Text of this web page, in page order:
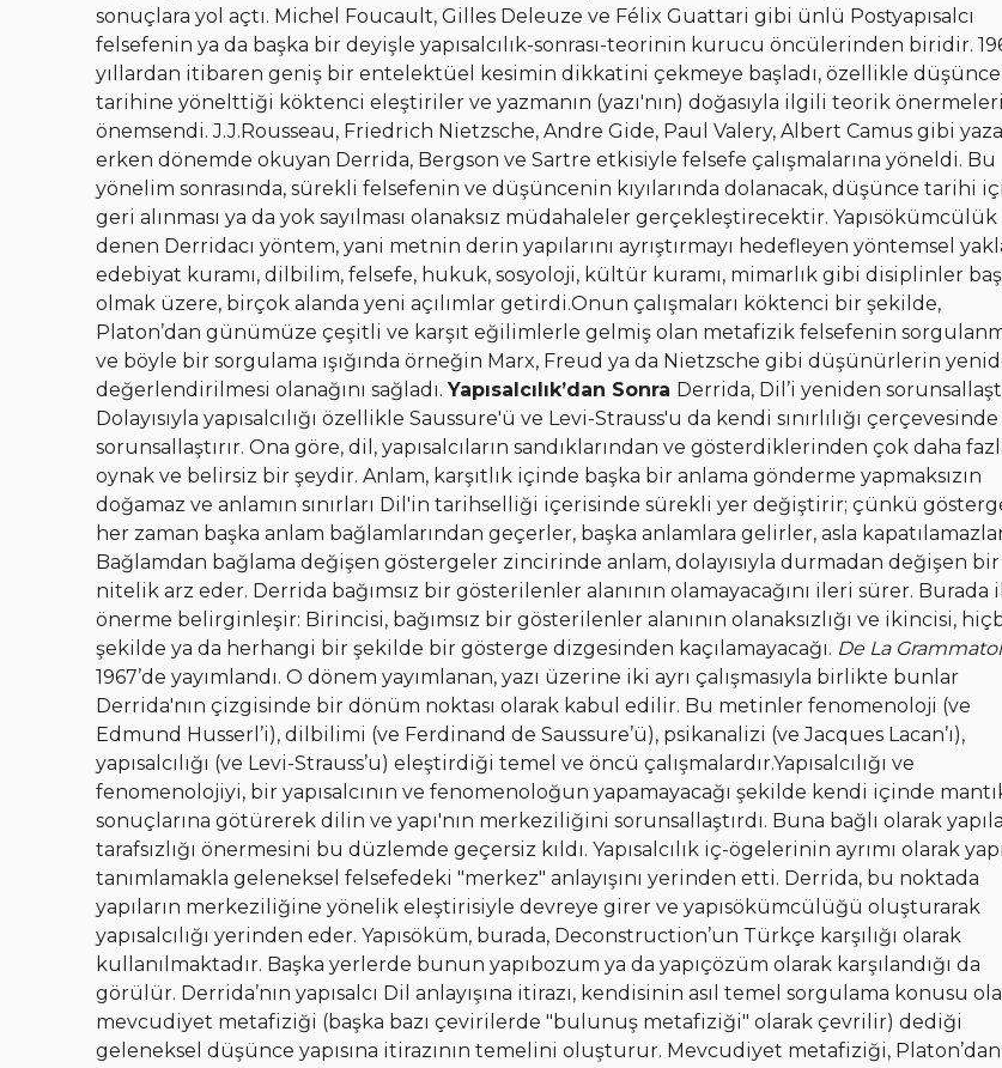
sonuçlara yol açtı. Michel Foucault, Gilles Deleuze ve Félix Guattari gibi ünlü Postyapısalcı
felsefenin ya da başka bir deyişle yapısalcılık-sonrası-teorinin kurucu öncülerinden biridir.
yıllardan itibaren geniş bir entelektüel kesimin dikkatini çekmeye başladı, özellikle düşünce
tarihine yönelttiği köktenci eleştiriler ve yazmanın (yazı'nın) doğasıyla ilgili teorik önermeleri
önemsendi. J.J.Rousseau, Friedrich Nietzsche, Andre Gide, Paul Valery, Albert Camus gibi
erken dönemde okuyan Derrida, Bergson ve Sartre etkisiyle felsefe çalışmalarına yöneldi. Bu
yönelim sonrasında, sürekli felsefenin ve düşüncenin kıyılarında dolanacak, düşünce tarihi
geri alınması ya da yok sayılması olanaksız müdahaleler gerçekleştirecektir. Yapısökümcülük
denen Derridacı yöntem, yani metnin derin yapılarını ayrıştırmayı hedefleyen yöntemsel
edebiyat kuramı, dilbilim, felsefe, hukuk, sosyoloji, kültür kuramı, mimarlık gibi disiplinler
olmak üzere, birçok alanda yeni açılımlar getirdi.Onun çalışmaları köktenci bir şekilde,
Platon’dan günümüze çeşitli ve karşıt eğilimlerle gelmiş olan metafizik felsefenin
ve böyle bir sorgulama ışığında örneğin Marx, Freud ya da Nietzsche gibi düşünürlerin
değerlendirilmesi olanağını sağladı. Yapısalcılık’dan Sonra Derrida, Dil’i yeniden
Dolayısıyla yapısalcılığı özellikle Saussure'ü ve Levi-Strauss'u da kendi sınırlılığı çerçevesinde
sorunsallaştırır. Ona göre, dil, yapısalcıların sandıklarından ve gösterdiklerinden çok daha
oynak ve belirsiz bir şeydir. Anlam, karşıtlık içinde başka bir anlama gönderme yapmaksızın
doğamaz ve anlamın sınırları Dil'in tarihselliği içerisinde sürekli yer değiştirir; çünkü
her zaman başka anlam bağlamlarından geçerler, başka anlamlara gelirler, asla
Bağlamdan bağlama değişen göstergeler zincirinde anlam, dolayısıyla durmadan değişen bir
nitelik arz eder. Derrida bağımsız bir gösterilenler alanının olamayacağını ileri sürer. Burada
önerme belirginleşir: Birincisi, bağımsız bir gösterilenler alanının olanaksızlığı ve ikincisi,
şekilde ya da herhangi bir şekilde bir gösterge dizgesinden kaçılamayacağı. De La
1967’de yayımlandı. O dönem yayımlanan, yazı üzerine iki ayrı çalışmasıyla birlikte bunlar
Derrida'nın çizgisinde bir dönüm noktası olarak kabul edilir. Bu metinler fenomenoloji (ve
Edmund Husserl’i), dilbilimi (ve Ferdinand de Saussure’ü), psikanalizi (ve Jacques Lacan’ı),
yapısalcılığı (ve Levi-Strauss’u) eleştirdiği temel ve öncü çalışmalardır.Yapısalcılığı ve
fenomenolojiyi, bir yapısalcının ve fenomenoloğun yapamayacağı şekilde kendi içinde
sonuçlarına götürerek dilin ve yapı'nın merkeziliğini sorunsallaştırdı. Buna bağlı olarak
tarafsızlığı önermesini bu düzlemde geçersiz kıldı. Yapısalcılık iç-ögelerinin ayrımı olarak
tanımlamakla geleneksel felsefedeki "merkez" anlayışını yerinden etti. Derrida, bu noktada
yapıların merkeziliğine yönelik eleştirisiyle devreye girer ve yapısökümcülüğü oluşturarak
yapısalcılığı yerinden eder. Yapısöküm, burada, Deconstruction’un Türkçe karşılığı olarak
kullanılmaktadır. Başka yerlerde bunun yapıbozum ya da yapıçözüm olarak karşılandığı da
görülür. Derrida’nın yapısalcı Dil anlayışına itirazı, kendisinin asıl temel sorgulama konusu
mevcudiyet metafiziği (başka bazı çevirilerde "bulunuş metafiziği" olarak çevrilir) dediği
geleneksel düşünce yapısına itirazının temelini oluşturur. Mevcudiyet metafiziği, Platon’dan